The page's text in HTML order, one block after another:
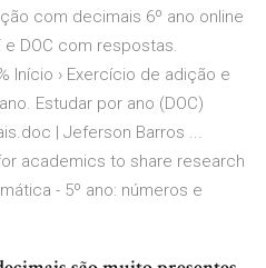
com decimais 6º ano online
e DOC com respostas.
Início › Exercício de adição e
Estudar por ano (DOC)
| Jeferson Barros ...
academics to share research
- 5º ano: números e